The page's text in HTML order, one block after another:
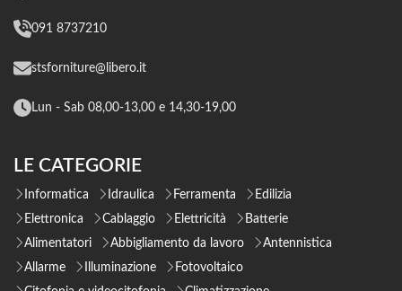
091 8737210
stsforniture@libero.it
Lun - Sab 08,00-13,00 e 14,30-19,00
LE CATEGORIE
Informatica Idraulica Ferramenta
Edilizia
Elettronica
Cablaggio Elettricità
Batterie
Alimentatori
Abbigliamento da lavoro
Antennistica
Allarme
Illuminazione
Fotovoltaico